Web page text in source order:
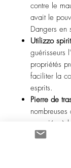
contre le
avait le
Dangers en
Utilizzo
guérisseurs
propriétés
faciliter la
esprits.
Pierre de
associée à
renouveau,